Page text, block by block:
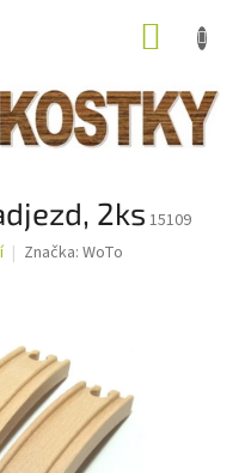
2ks 15109
Značka: WoTo